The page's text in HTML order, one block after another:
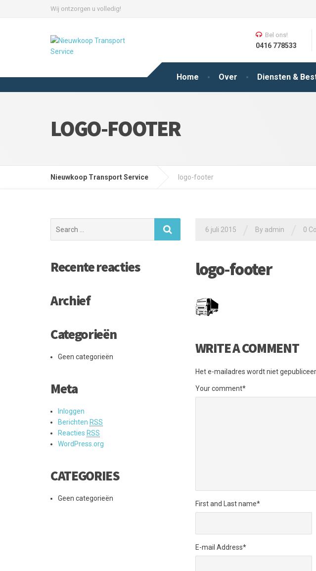
Wij ontzorgen u volledig!
Home Over Diensten &
Bel ons!
0416 778533
LOGO-FOOTER
Nieuwkoop Transport Service logo-footer
6 juli 2015 By admin 0
logo-footer
WRITE A COMMENT
Het e-mailadres wordt niet
Your comment*
First and Last name*
E-mail Address*
for:
Recente reacties
Archief
Categorieën
Geen categorieën
Meta
Inloggen
Berichten RSS
Reacties RSS
WordPress.org
CATEGORIES
Geen categorieën